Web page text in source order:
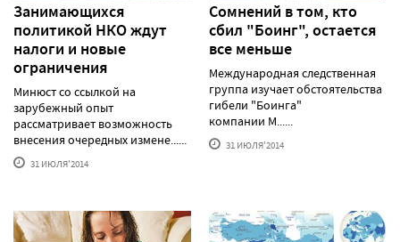
Занимающихся
политикой НКО ждут
налоги и новые
ограничения
Минюст со ссылкой на
зарубежный опыт
рассматривает возможность
внесения очередных измене......
31 ИЮЛЯ'2014
Сомнений в том, кто
сбил "Боинг", остается
все меньше
Международная следственная
группа изучает обстоятельства
гибели "Боинга"
компании M......
31 ИЮЛЯ'2014